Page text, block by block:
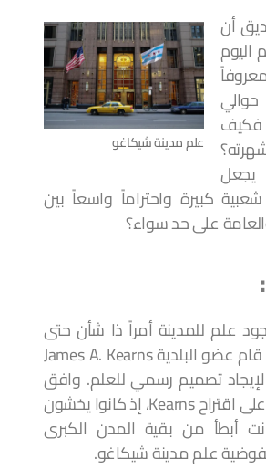
علم مدينة شيكاغو
أن
كبيرة واحتراماً واسعاً بين
على حد سواء؟
علم للمدينة أمراً ذا شأن حتى
عام 1915. حيث قام عضو البلدية James A. Kearns
لإيجاد تصميم رسمي للعلم. وافق
مجلس المدينة على اقتراح Kearns، إذ كانوا يخشون
أبطأ من بقية المدن الكبرى
علم مدينة شيكاغو.